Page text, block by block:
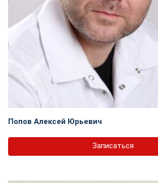
Попов Алексей Юрьевич
Записаться